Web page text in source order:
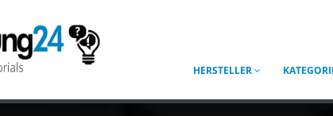
HERSTELLER